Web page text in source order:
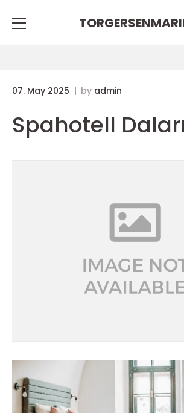
07. May 2025 by admin
Spahotell